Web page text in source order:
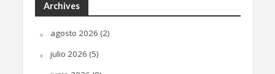
Archives
agosto 2026 (2)
julio 2026 (5)